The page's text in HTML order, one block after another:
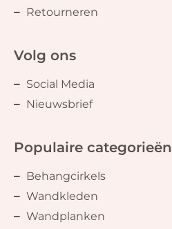
Retourneren
Volg ons
Social Media
Nieuwsbrief
Populaire categorieën
Behangcirkels
Wandkleden
Wandplanken